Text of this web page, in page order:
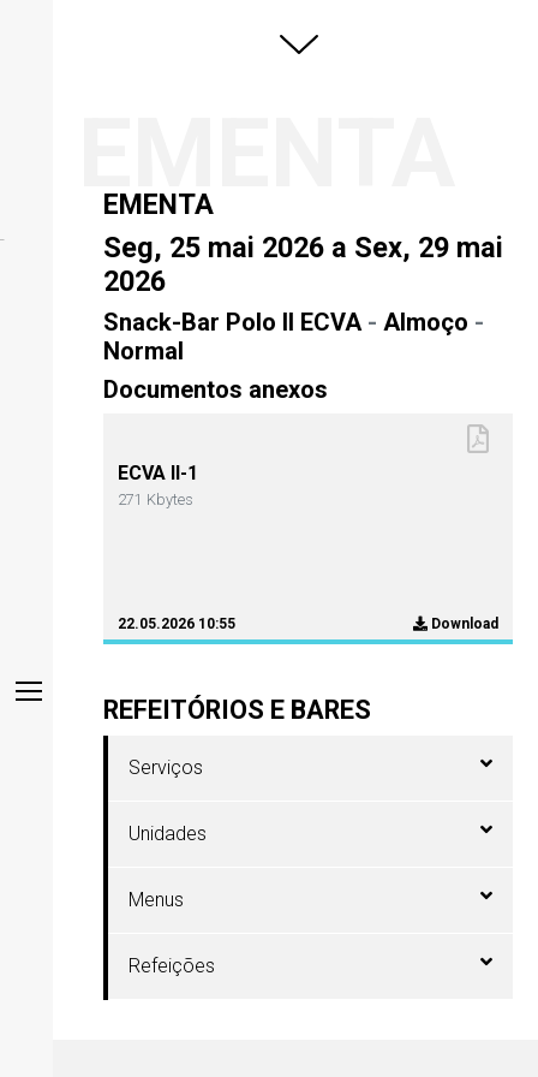
EMENTA
Seg, 25 mai 2026 a Sex, 29 mai
2026
Snack-Bar Polo II ECVA- Almoço -
Normal
Documentos anexos
ECVA II-1
271 Kbytes
22.05.2026 10:55 Download
REFEITÓRIOS E BARES
Serviços
Unidades
Menus
Refeições